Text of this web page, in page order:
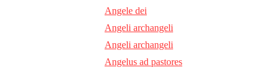
Angele dei
Angeli archangeli
Angeli archangeli
Angelus ad pastores